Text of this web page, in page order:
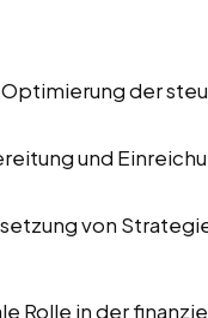
der
und
von
Rolle in der